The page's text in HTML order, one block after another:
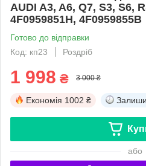
AUDI A3, A6, Q7, S3, S6,
4F0959851H, 4F0959855B
Готово до відправки
Код: кп23
Роздріб
1 998 ₴ 3 000 ₴
Економія 1002 ₴
або